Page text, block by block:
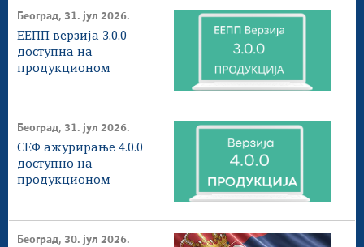
Београд, 31. јул 2026.
ЕЕПП верзија 3.0.0
доступна на
продукционом
Београд, 31. јул 2026.
СЕФ ажурирање 4.0.0
доступнo на
продукционом
Београд, 30. јул 2026.